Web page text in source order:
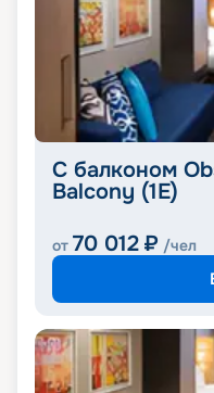
С балконом
Balcony (1E)
от 70 012 ₽ /чел